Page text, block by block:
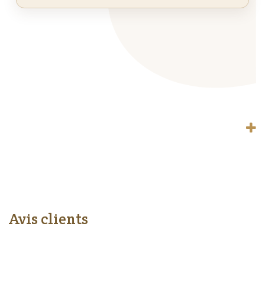
Avis clients